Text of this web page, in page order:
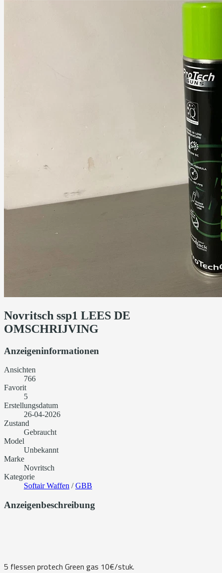
Novritsch ssp1 LEES DE
OMSCHRIJVING
Anzeigeninformationen
Ansichten
766
Favorit
5
Erstellungsdatum
26-04-2026
Zustand
Gebraucht
Model
Unbekannt
Marke
Novritsch
Kategorie
Softair Waffen /GBB
Anzeigenbeschreibung
5 flessen protech Green gas 10€/stuk.